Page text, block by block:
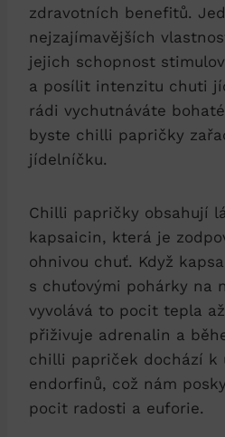
zdravotních benefitů.
nejzajímavějších
jejich schopnost
a posílit intenzitu chuti
rádi vychutnáváte
byste chilli papričky
jídelníčku.
Chilli papričky obsahují
kapsaicin, která je
ohnivou chuť. Když
s chuťovými pohárky na
vyvolává to pocit tepla
přiživuje adrenalin a
chilli papriček dochází k
endorfinů, což nám
pocit radosti a euforie.